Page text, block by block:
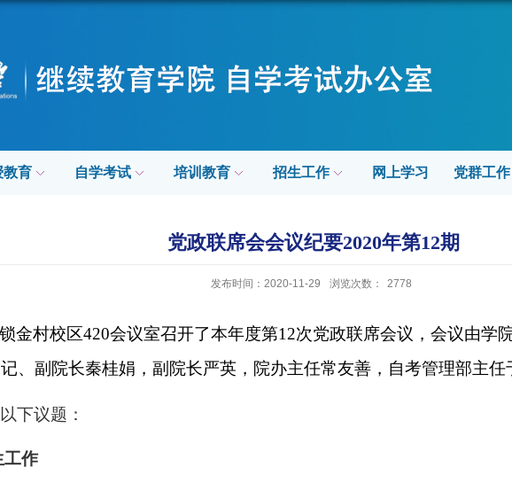
教育 自学考试 培训教育 招生工作 网上学习 党群工作
党政联席会会议纪要2020年第12期
发布时间：2020-11-29 浏览次数： 2778
金村校区420会议室召开了本年度第12次党政联席会议，会议由学
、副院长秦桂娟，副院长严英，院办主任常友善，自考管理部主任
下议题：
工作